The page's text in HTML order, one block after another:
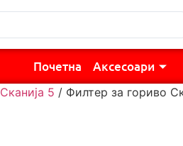
Почетна Аксесоари
Сканија 5 / Филтер за гориво